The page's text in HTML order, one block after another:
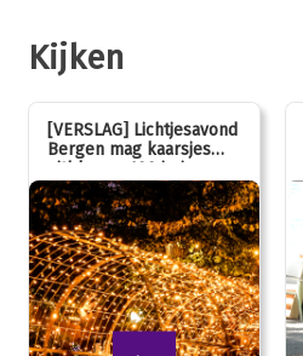
Kijken
[VERSLAG] Lichtjesavond
Bergen mag kaarsjes
uitblazen: 100 jarig
jubileum!